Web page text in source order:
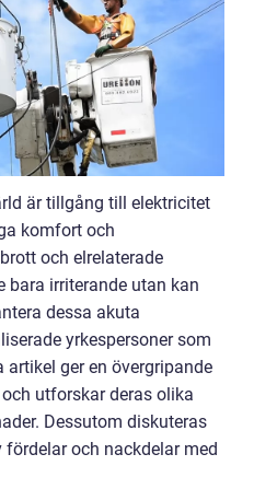
är tillgång till elektricitet
komfort och
och elrelaterade
bara irriterande utan kan
dessa akuta
yrkespersoner som
artikel ger en övergripande
utforskar deras olika
Dessutom diskuteras
och nackdelar med